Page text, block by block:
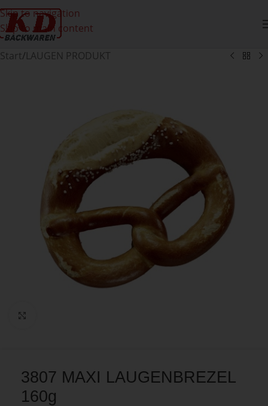
Skip to navigation
Skip to main content
Start/LAUGEN PRODUKT
3807 MAXI LAUGENBREZEL
160g